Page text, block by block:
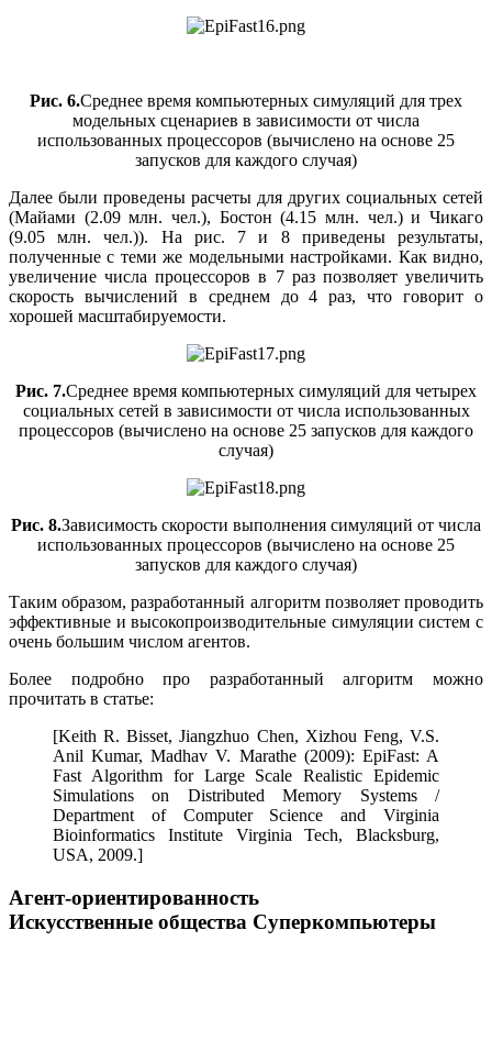
Рис. 6.Среднее время компьютерных симуляций для трех
модельных сценариев в зависимости от числа
использованных процессоров (вычислено на основе 25
запусков для каждого случая)
Далее были проведены расчеты для других социальных сетей
(Майами (2.09 млн. чел.), Бостон (4.15 млн. чел.) и Чикаго
(9.05 млн. чел.)). На рис. 7 и 8 приведены результаты,
полученные с теми же модельными настройками. Как видно,
увеличение числа процессоров в 7 раз позволяет увеличить
скорость вычислений в среднем до 4 раз, что говорит о
хорошей масштабируемости.
Рис. 7.Среднее время компьютерных симуляций для четырех
социальных сетей в зависимости от числа использованных
процессоров (вычислено на основе 25 запусков для каждого
случая)
Рис. 8.Зависимость скорости выполнения симуляций от числа
использованных процессоров (вычислено на основе 25
запусков для каждого случая)
Таким образом, разработанный алгоритм позволяет проводить
эффективные и высокопроизводительные симуляции систем с
очень большим числом агентов.
Более подробно про разработанный алгоритм можно
прочитать в статье:
[Keith R. Bisset, Jiangzhuo Chen, Xizhou Feng, V.S.
Anil Kumar, Madhav V. Marathe (2009): EpiFast: A
Fast Algorithm for Large Scale Realistic Epidemic
Simulations on Distributed Memory Systems /
Department of Computer Science and Virginia
Bioinformatics Institute Virginia Tech, Blacksburg,
USA, 2009.]
Агент-ориентированность
Искусственные общества Суперкомпьютеры